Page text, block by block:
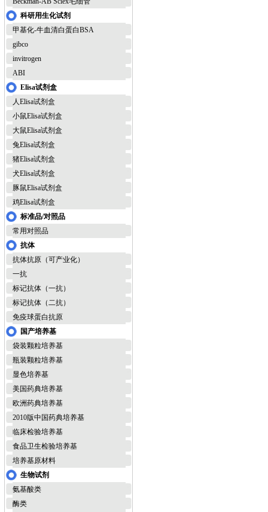
科研用生化试剂
甲基化-牛血清白蛋白BSA
gibco
invitrogen
ABI
Elisa试剂盒
人Elisa试剂盒
小鼠Elisa试剂盒
大鼠Elisa试剂盒
兔Elisa试剂盒
猪Elisa试剂盒
犬Elisa试剂盒
豚鼠Elisa试剂盒
鸡Elisa试剂盒
标准品/对照品
常用对照品
抗体
抗体抗原（可产业化）
一抗
标记抗体（一抗）
标记抗体（二抗）
免疫球蛋白抗原
国产培养基
袋装颗粒培养基
瓶装颗粒培养基
显色培养基
美国药典培养基
欧洲药典培养基
2010版中国药典培养基
临床检验培养基
食品卫生检验培养基
培养基原材料
生物试剂
氨基酸类
酶类